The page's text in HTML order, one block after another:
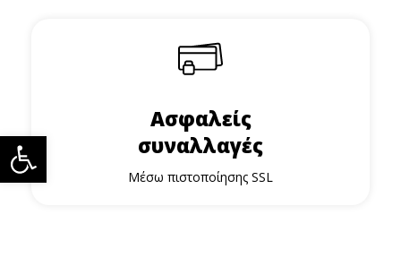
Ανοίξτε τη γραμμή εργαλείων
Ασφαλείς
συναλλαγές
Μέσω πιστοποίησης SSL